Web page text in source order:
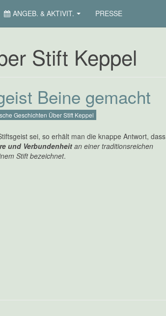
ANGEB. & AKTIVIT. PRESSE
Stift Keppel
Beine gemacht
Geschichten Über Stift Keppel
sei, so erhält man die knappe Antwort, dass
und Verbundenheitan einer traditionsreichen
Stift bezeichnet.